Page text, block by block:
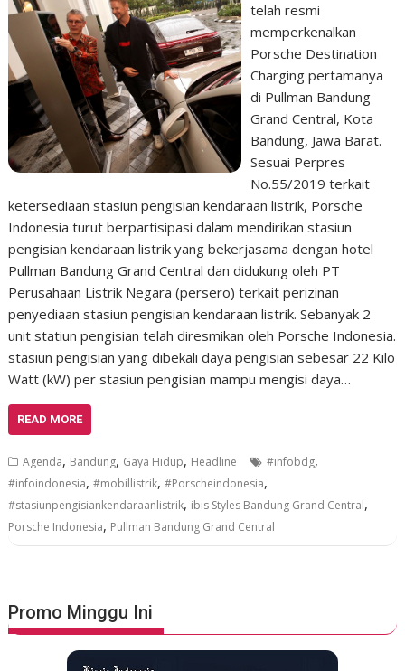
telah resmi
memperkenalkan
Porsche Destination
Charging pertamanya
di Pullman Bandung
Grand Central, Kota
Bandung, Jawa Barat.
Sesuai Perpres
No.55/2019 terkait
ketersediaan stasiun pengisian kendaraan listrik, Porsche
Indonesia turut berpartisipasi dalam mendirikan stasiun
pengisian kendaraan listrik yang bekerjasama dengan hotel
Pullman Bandung Grand Central dan didukung oleh PT
Perusahaan Listrik Negara (persero) terkait perizinan
penyediaan stasiun pengisian kendaraan listrik. Sebanyak 2
unit statiun pengisian telah diresmikan oleh Porsche Indonesia.
stasiun pengisian yang dibekali daya pengisian sebesar 22 Kilo
Watt (kW) per stasiun pengisian mampu mengisi daya…
READ MORE
Agenda, Bandung, Gaya Hidup, Headline #infobdg,
#infoindonesia,#mobillistrik,#Porscheindonesia,
#stasiunpengisiankendaraanlistrik, ibis Styles Bandung Grand Central,
Porsche Indonesia, Pullman Bandung Grand Central
Promo Minggu Ini